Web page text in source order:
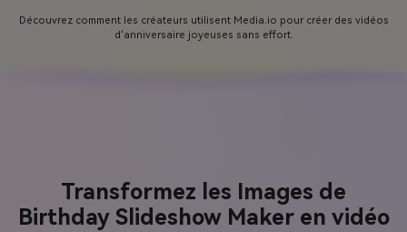
Découvrez comment les créateurs utilisent Media.io pour créer des vidéos
d'anniversaire joyeuses sans effort.
Transformez les Images de
Birthday Slideshow Maker en vidéo